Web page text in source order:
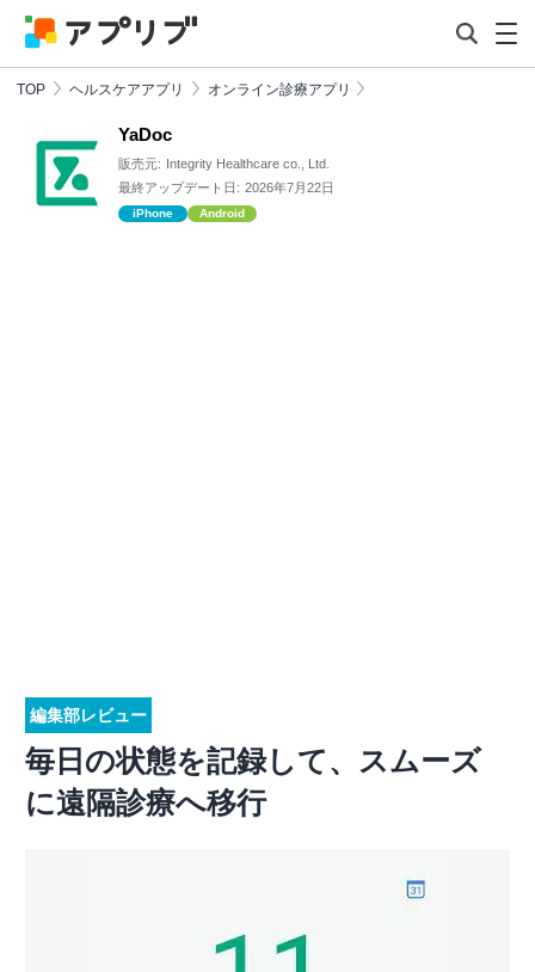
TOP ヘルスケアアプリ オンライン診療アプリ
YaDoc
販売元: Integrity Healthcare co., Ltd.
最終アップデート日: 2026年7月22日
iPhone Android
編集部レビュー
毎日の状態を記録して、スムーズ
に遠隔診療へ移行